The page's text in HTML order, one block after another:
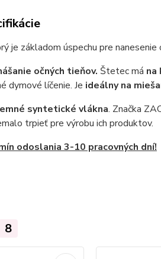
je základom úspechu pre nanesenie
očných tieňov. Štetec má na
dymové líčenie. Je ideálny na
syntetické vlákna. Značka
trpieť pre výrobu ich produktov.
odoslania 3-10 pracovných dní!
8